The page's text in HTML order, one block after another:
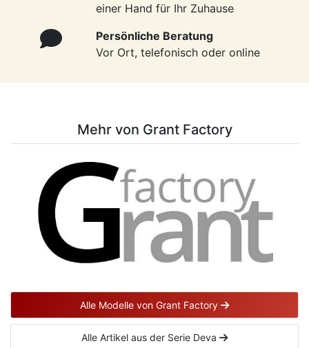
einer Hand für Ihr Zuhause
Persönliche Beratung
Vor Ort, telefonisch oder online
Mehr von Grant Factory
Alle Modelle von Grant Factory
Alle Artikel aus der Serie Deva